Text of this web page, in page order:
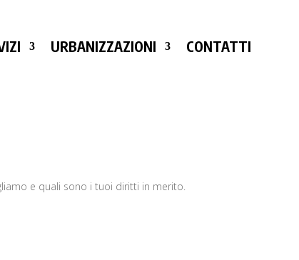
URBANIZZAZIONI CONTATTI
e quali sono i tuoi diritti in merito.